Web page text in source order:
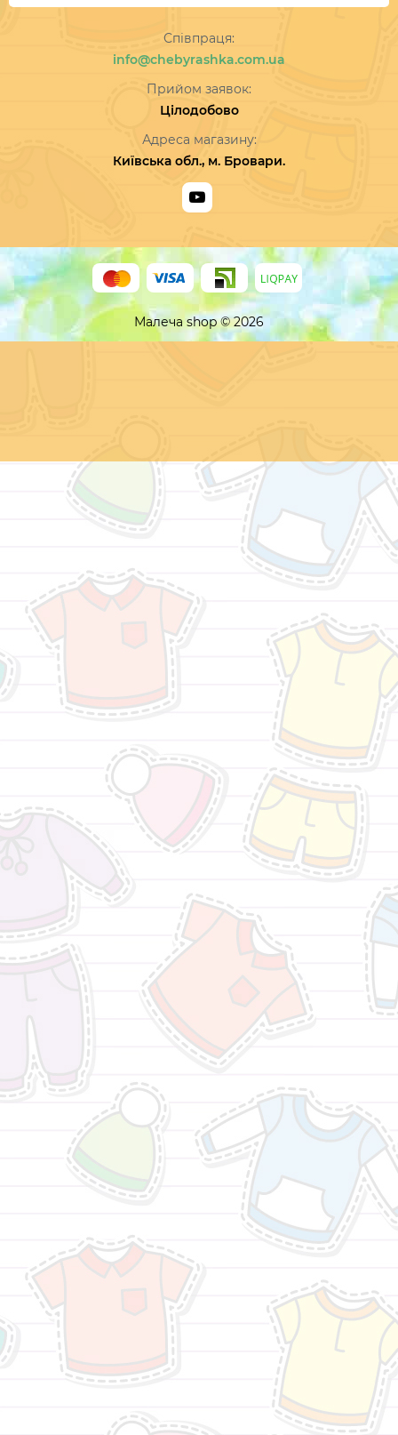
Співпраця:
info@chebyrashka.com.ua
Прийом заявок:
Цілодобово
Адреса магазину:
Київська обл., м. Бровари.
Малеча shop © 2026